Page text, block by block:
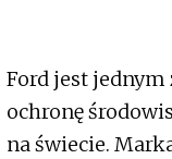
Ford jest jednym
ochronę
na świecie.